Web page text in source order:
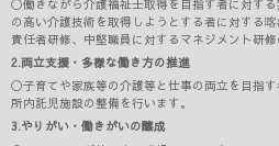
〇働きながら介護福祉士取得を目指す者に対す
の高い介護技術を取得しようとする者に対する
責任者研修、中堅職員に対するマネジメント研修
2.両立支援・多様な働き方の推進
〇子育てや家族等の介護等と仕事の両立を目指
所内託児施設の整備を行います。
3.やりがい・働きがいの醸成